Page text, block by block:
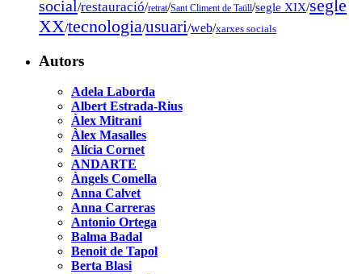
social /restauració/retrat/Sant Climent de Taüll/segle XIX/segle
XX/tecnologia/usuari/web/xarxes socials
Autors
Adela Laborda
Albert Estrada-Rius
Àlex Mitrani
Àlex Masalles
Alícia Cornet
ANDARTE
Àngels Comella
Anna Calvet
Anna Carreras
Antonio Ortega
Balma Badal
Benoit de Tapol
Berta Blasi